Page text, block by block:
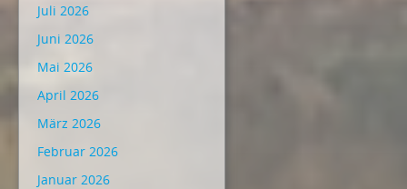
Juli 2026
Juni 2026
Mai 2026
April 2026
März 2026
Februar 2026
Januar 2026